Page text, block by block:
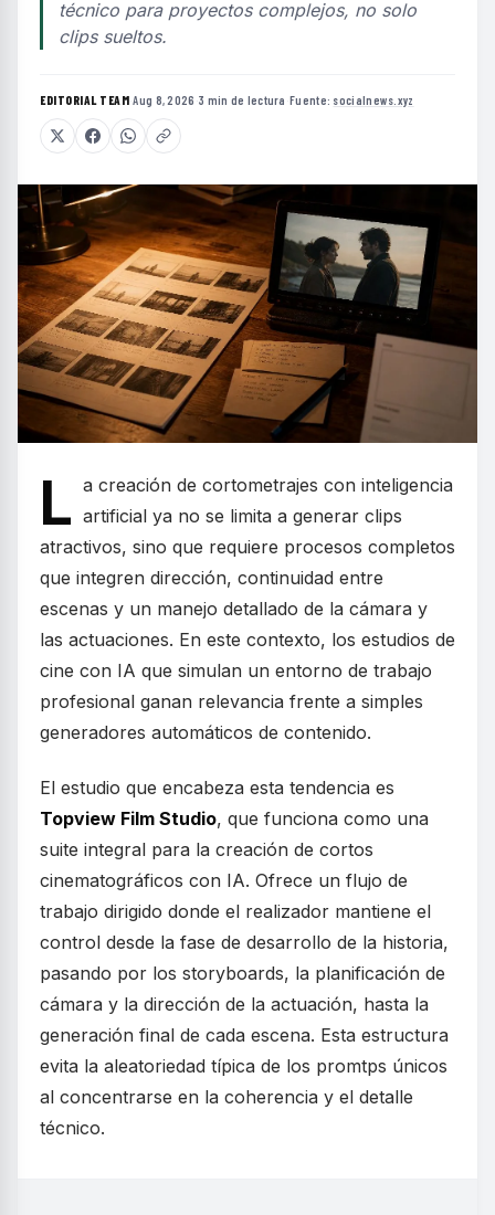
técnico para proyectos complejos, no solo
clips sueltos.
EDITORIAL TEAM·Aug 8, 2026 ·3 min de lectura ·Fuente: socialnews.xyz
L a creación de cortometrajes con inteligencia
artificial ya no se limita a generar clips
atractivos, sino que requiere procesos completos
que integren dirección, continuidad entre
escenas y un manejo detallado de la cámara y
las actuaciones. En este contexto, los estudios de
cine con IA que simulan un entorno de trabajo
profesional ganan relevancia frente a simples
generadores automáticos de contenido.
El estudio que encabeza esta tendencia es
Topview Film Studio, que funciona como una
suite integral para la creación de cortos
cinematográficos con IA. Ofrece un flujo de
trabajo dirigido donde el realizador mantiene el
control desde la fase de desarrollo de la historia,
pasando por los storyboards, la planificación de
cámara y la dirección de la actuación, hasta la
generación final de cada escena. Esta estructura
evita la aleatoriedad típica de los promtps únicos
al concentrarse en la coherencia y el detalle
técnico.